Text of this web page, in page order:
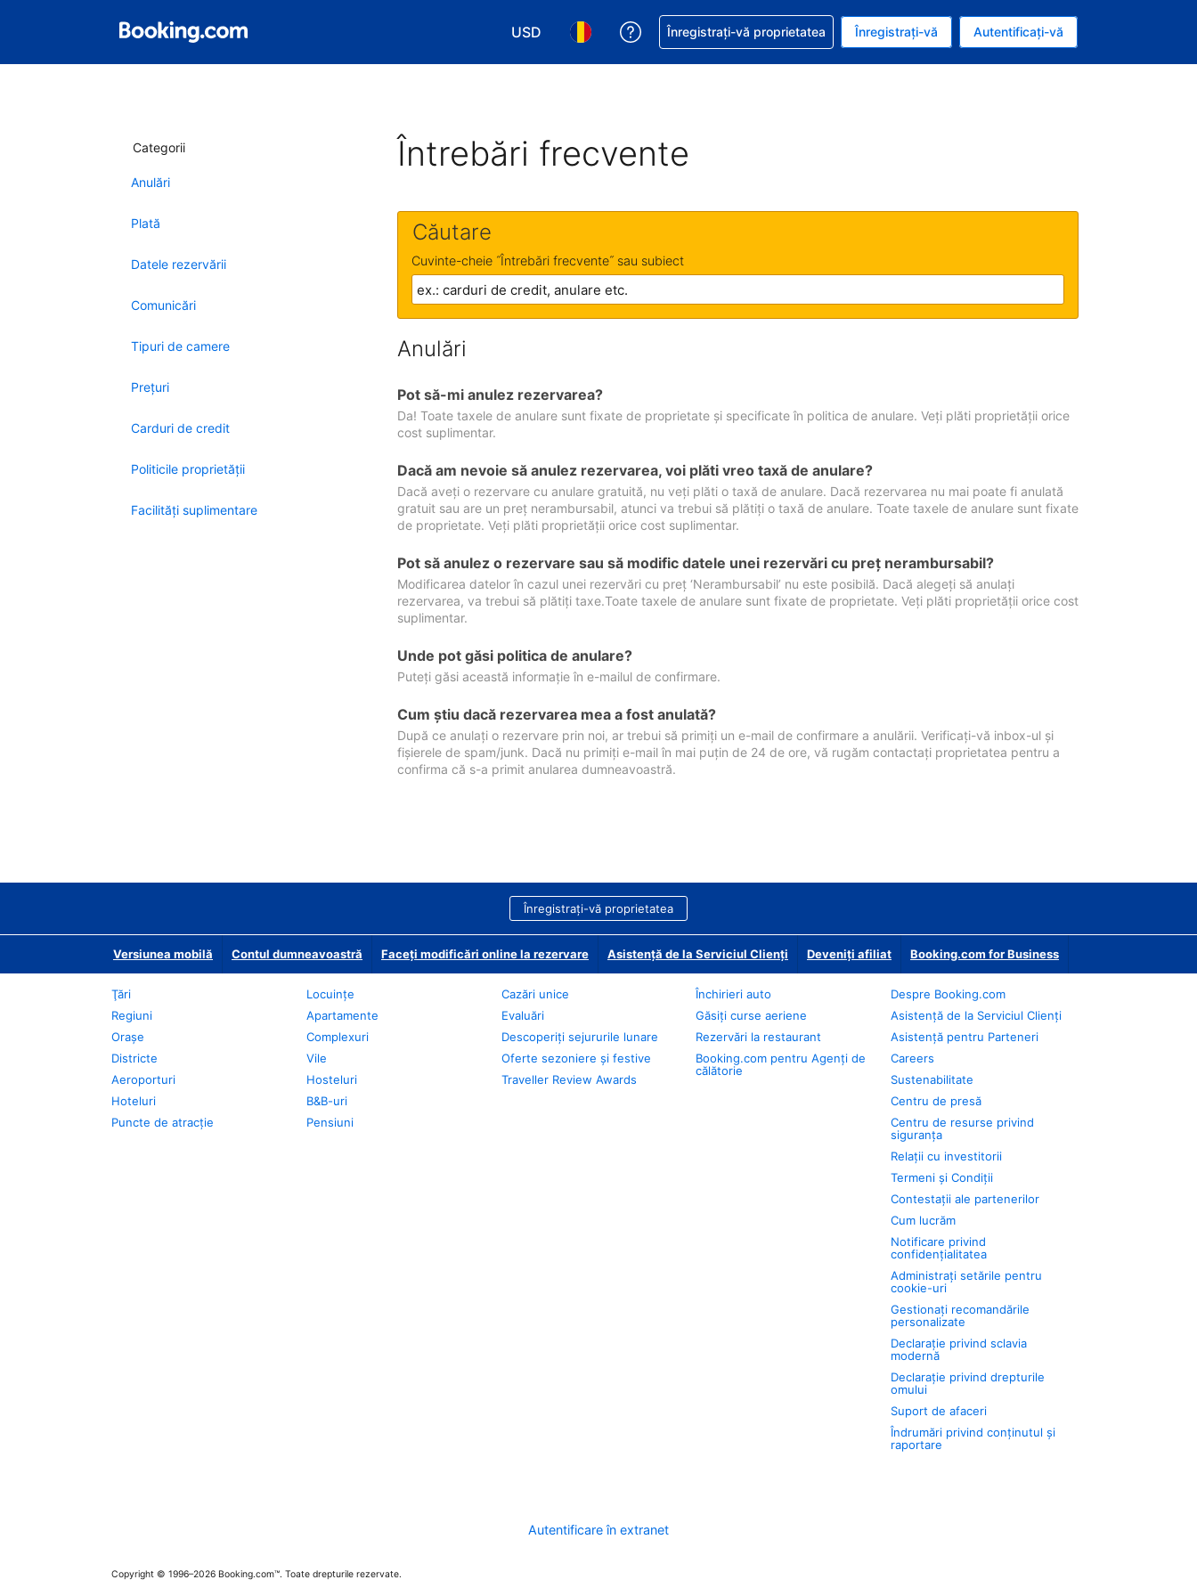
USD
Alegeţi moneda. Moneda actuală este Dolar american
Alegeți limba. Limba actuală este Română
Primiți asistență cu privire la rezervarea dvs.
Înregistrați-vă proprietatea Înregistrați-vă Autentificați-vă
Categorii
Anulări
Plată
Datele rezervării
Comunicări
Tipuri de camere
Preţuri
Carduri de credit
Politicile proprietății
Facilităţi suplimentare
Întrebări frecvente
Căutare
Cuvinte-cheie ˝Întrebări frecvente˝ sau subiect
Anulări
Pot să-mi anulez rezervarea?
Da! Toate taxele de anulare sunt fixate de proprietate și specificate în politica de anulare. Veți plăti proprietății orice
cost suplimentar.
Dacă am nevoie să anulez rezervarea, voi plăti vreo taxă de anulare?
Dacă aveți o rezervare cu anulare gratuită, nu veți plăti o taxă de anulare. Dacă rezervarea nu mai poate fi anulată
gratuit sau are un preț nerambursabil, atunci va trebui să plătiți o taxă de anulare. Toate taxele de anulare sunt fixate
de proprietate. Veți plăti proprietății orice cost suplimentar.
Pot să anulez o rezervare sau să modific datele unei rezervări cu preţ nerambursabil?
Modificarea datelor în cazul unei rezervări cu preț ‘Nerambursabil’ nu este posibilă. Dacă alegeți să anulați
rezervarea, va trebui să plătiți taxe.Toate taxele de anulare sunt fixate de proprietate. Veți plăti proprietății orice cost
suplimentar.
Unde pot găsi politica de anulare?
Puteți găsi această informație în e-mailul de confirmare.
Cum ştiu dacă rezervarea mea a fost anulată?
După ce anulați o rezervare prin noi, ar trebui să primiți un e-mail de confirmare a anulării. Verificați-vă inbox-ul și
fișierele de spam/junk. Dacă nu primiți e-mail în mai puțin de 24 de ore, vă rugăm contactați proprietatea pentru a
confirma că s-a primit anularea dumneavoastră.
Înregistrați-vă proprietatea
Versiunea mobilă Contul dumneavoastră Faceți modificări online la rezervare Asistență de la Serviciul Clienți Deveniţi afiliat Booking.com for Business
Ţări
Regiuni
Oraşe
Districte
Aeroporturi
Hoteluri
Puncte de atracţie
Locuințe
Apartamente
Complexuri
Vile
Hosteluri
B&B-uri
Pensiuni
Cazări unice
Evaluări
Descoperiți sejururile lunare
Oferte sezoniere și festive
Traveller Review Awards
Închirieri auto
Găsiți curse aeriene
Rezervări la restaurant
Booking.com pentru Agenți de
călătorie
Despre Booking.com
Asistență de la Serviciul Clienți
Asistență pentru Parteneri
Careers
Sustenabilitate
Centru de presă
Centru de resurse privind
siguranța
Relații cu investitorii
Termeni și Condiții
Contestații ale partenerilor
Cum lucrăm
Notificare privind
confidențialitatea
Administrați setările pentru
cookie-uri
Gestionați recomandările
personalizate
Declarație privind sclavia
modernă
Declarație privind drepturile
omului
Suport de afaceri
Îndrumări privind conținutul și
raportare
Autentificare în extranet
Copyright © 1996–2026 Booking.com™. Toate drepturile rezervate.